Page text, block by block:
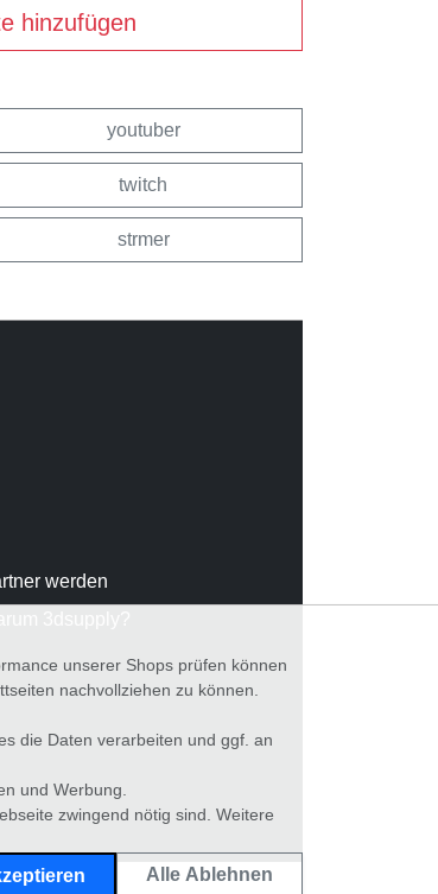
hinzufügen
youtuber
twitch
strmer
werden
unserer Shops prüfen können
nachvollziehen zu können.
die Daten verarbeiten und ggf. an
und Werbung.
zwingend nötig sind. Weitere
Alle Ablehnen